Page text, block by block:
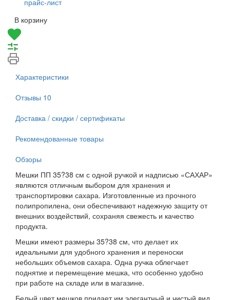
прайс-лист
В корзину
Характеристики
Отзывы 10
Доставка / скидки / сертификаты
Рекомендованные товары
Обзоры
Мешки ПП 35?38 см с одной ручкой и надписью «САХАР»
являются отличным выбором для хранения и
транспортировки сахара. Изготовленные из прочного
полипропилена, они обеспечивают надежную защиту от
внешних воздействий, сохраняя свежесть и качество
продукта.
Мешки имеют размеры 35?38 см, что делает их
идеальными для удобного хранения и переноски
небольших объемов сахара. Одна ручка облегчает
поднятие и перемещение мешка, что особенно удобно
при работе на складе или в магазине.